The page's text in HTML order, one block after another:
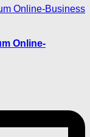
Online-